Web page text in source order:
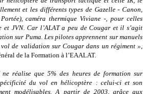
et les différents types de Gazelle - Canon,
, caméra thermique Viviane -, pour celles
et JVN. Car l’ALAT a peu de Cougar et il s’agit
sur Puma. Les pilotes apprennent sur manuels
de validation sur Cougar dans un régiment »,
de la Formation à l’EAALAT.
ne réalise que 5% des heures de formation sur
du vol en hélicoptère : celui-ci et son
modélisables. A partir de 2003, grâce aux